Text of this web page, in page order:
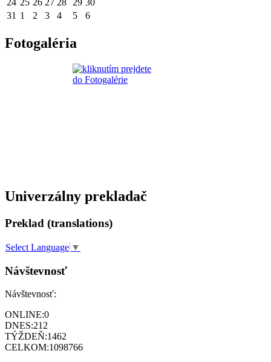
24 25 26 27 28 29 30
31 1 2 3 4 5 6
Fotogaléria
Univerzálny prekladač
Preklad (translations)
Select Language ▼
Návštevnosť
Návštevnosť:
ONLINE:0
DNES:212
TÝŽDEŇ:1462
CELKOM:1098766